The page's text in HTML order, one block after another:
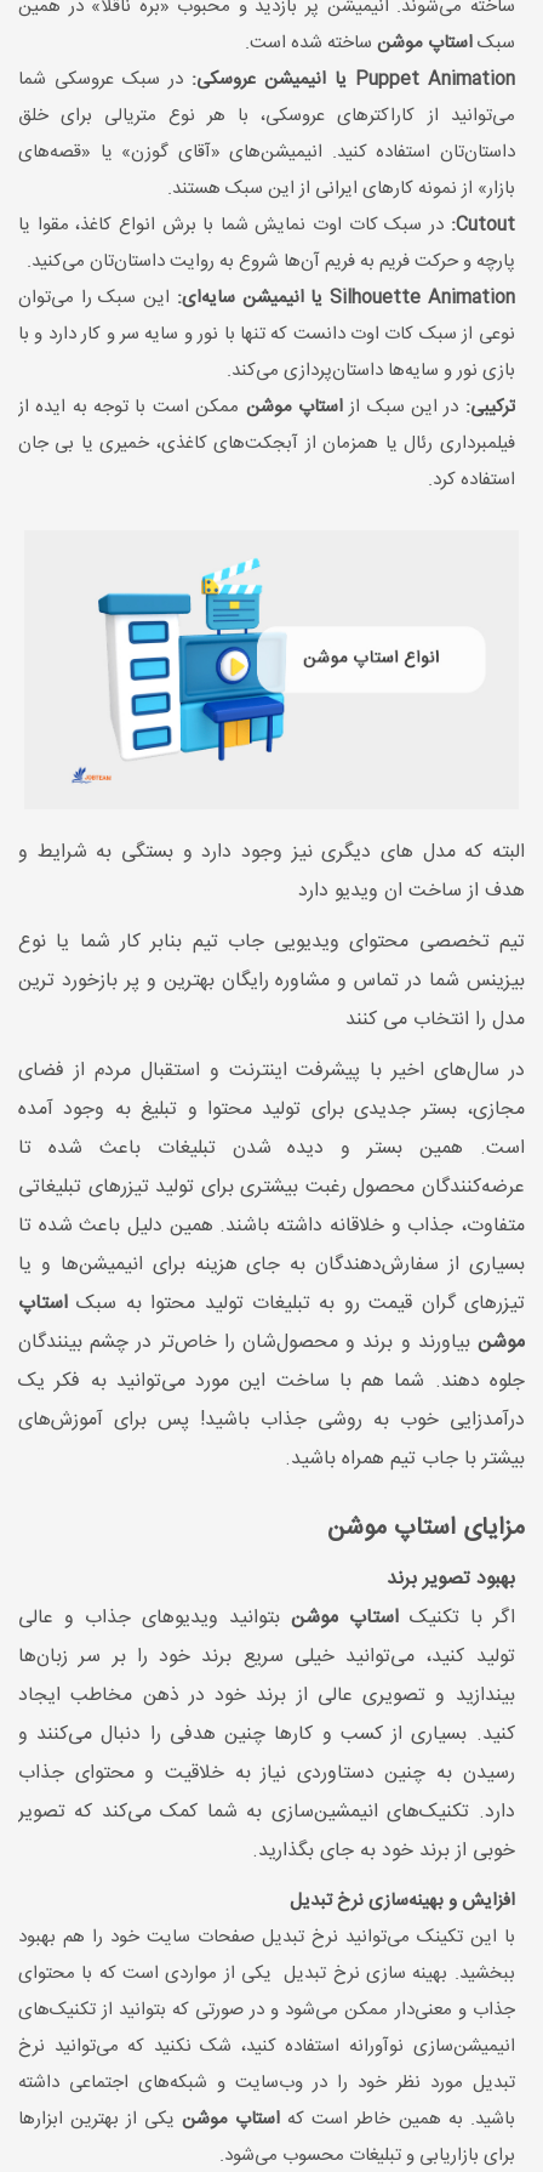
ساخته می‌شوند. انیمیشن پر بازدید و محبوب «بره ناقلا» در همین
سبکاستاپ موشن ساخته شده است.
Puppet Animation یا انیمیشن عروسکی:
در سبک عروسکی شما
می‌توانید از کاراکترهای عروسکی، با هر نوع متریالی برای خلق
داستان‌تان استفاده کنید. انیمیشن‌های «آقای گوزن» یا «قصه‌های
بازار» از نمونه کارهای ایرانی از این سبک هستند.
Cutout: در سبک کات اوت نمایش شما با برش انواع کاغذ، مقوا یا
پارچه و حرکت فریم به فریم آن‌ها شروع به روایت داستان‌تان می‌کنید.
Silhouette Animation یا انیمیشن سایه‌ای:
این سبک را می‌توان
نوعی از سبک کات اوت دانست که تنها با نور و سایه سر و کار دارد و با
بازی نور و سایه‌ها داستان‌پردازی می‌کند.
ترکیبی: در این سبک ازاستاپ موشن ممکن است با توجه به ایده از
فیلمبرداری رئال یا همزمان از آبجکت‌های کاغذی، خمیری یا بی جان
استفاده کرد.
البته که مدل های دیگری نیز وجود دارد و بستگی به شرایط و
هدف از ساخت ان ویدیو دارد
تیم تخصصی محتوای ویدیویی جاب تیم بنابر کار شما یا نوع
بیزینس شما در تماس و مشاوره رایگان بهترین و پر بازخورد ترین
مدل را انتخاب می کنند
در سال‌های اخیر با پیشرفت اینترنت و استقبال مردم از فضای
مجازی، بستر جدیدی برای تولید محتوا و تبلیغ به وجود آمده
است. همین بستر و دیده شدن تبلیغات باعث شده تا
عرضه‌کنندگان محصول رغبت بیشتری برای تولید تیزرهای تبلیغاتی
متفاوت، جذاب و خلاقانه داشته باشند. همین دلیل باعث شده تا
بسیاری از سفارش‌دهندگان به جای هزینه برای انیمیشن‌ها و یا
تیزرهای گران قیمت رو به تبلیغات تولید محتوا به سبک استاپ
موشن بیاورند و برند و محصول‌شان را خاص‌تر در چشم بینندگان
جلوه دهند. شما هم با ساخت این مورد می‌توانید به فکر یک
درآمدزایی خوب به روشی جذاب باشید! پس برای آموزش‌های
بیشتر با جاب تیم همراه باشید.
مزایای استاپ موشن
بهبود تصویر برند
اگر با تکنیکاستاپ موشن بتوانید ویدیوهای جذاب و عالی
تولید کنید، می‌توانید خیلی سریع برند خود را بر سر زبان‌ها
بیندازید و تصویری عالی از برند خود در ذهن مخاطب ایجاد
کنید. بسیاری از کسب و کارها چنین هدفی را دنبال می‌کنند و
رسیدن به چنین دستاوردی نیاز به خلاقیت و محتوای جذاب
دارد. تکنیک‌های انیمشین‌سازی به شما کمک می‌کند که تصویر
خوبی از برند خود به جای بگذارید.
افزایش و بهینه‌سازی نرخ تبدیل
با این تکینک می‌توانید نرخ تبدیل صفحات سایت خود را هم بهبود
ببخشید. بهینه سازی نرخ تبدیل یکی از مواردی است که با محتوای
جذاب و معنی‌دار ممکن می‌شود و در صورتی که بتوانید از تکنیک‌های
انیمیشن‌سازی نوآورانه استفاده کنید، شک نکنید که می‌توانید نرخ
تبدیل مورد نظر خود را در وب‌سایت و شبکه‌های اجتماعی داشته
باشید. به همین خاطر است که استاپ موشنیکی از بهترین ابزارها
برای بازاریابی و تبلیغات محسوب می‌شود.